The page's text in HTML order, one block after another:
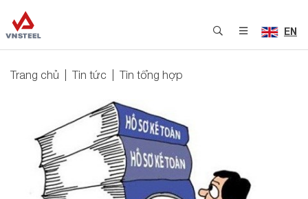
EN
Trang chủ Tin tức Tin tổng hợp